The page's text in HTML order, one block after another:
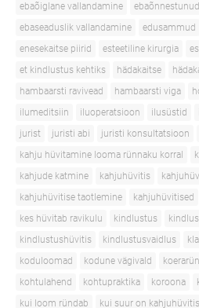
ebaõiglane vallandamine
ebaseaduslik vallandamine
edusammud
enesekaitse piirid
esteetiline kirurgia
et kindlustus kehtiks
hädakaitse
hambaarsti ravivead
hambaarsti viga
ilumeditsiin
iluoperatsioon ilusüstid
jurist
juristi abi juristi konsultatsioon
kahju hüvitamine looma rünnaku korral
kahjude katmine
kahjuhüvitis
kahjuhüvitise taotlemine
kahjuhüvitised
kes hüvitab ravikulu
kindlustus
kindlustushüvitis
kindlustusvaidlus
koduloomad
kodune vägivald
kohtulahend
kohtupraktika koroona
kui loom ründab
kui suur on kahjuhüvitis